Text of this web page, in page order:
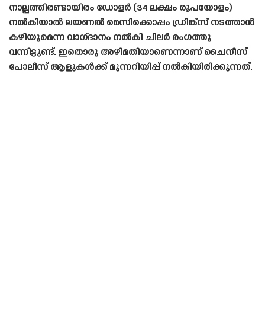
നാല്പത്തിരണ്ടായിരം ഡോളർ (34 ലക്ഷം രൂപയോളം)
നൽകിയാൽ ലയണൽ മെസിക്കൊപ്പം ഡ്രിങ്ക്സ് നടത്താൻ
കഴിയുമെന്ന വാഗ്‌ദാനം നൽകി ചിലർ രംഗത്തു
വന്നിട്ടുണ്ട്. ഇതൊരു അഴിമതിയാണെന്നാണ് ചൈനീസ്
പോലീസ് ആളുകൾക്ക് മുന്നറിയിപ്പ് നൽകിയിരിക്കുന്നത്.